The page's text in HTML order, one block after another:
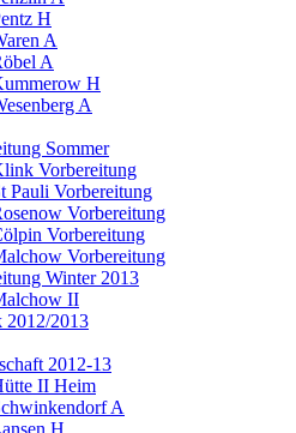
H
A
A
H
A
Sommer
Vorbereitung
Pauli Vorbereitung
Vorbereitung
Vorbereitung
Vorbereitung
Winter 2013
II
2012/2013
2012-13
II Heim
A